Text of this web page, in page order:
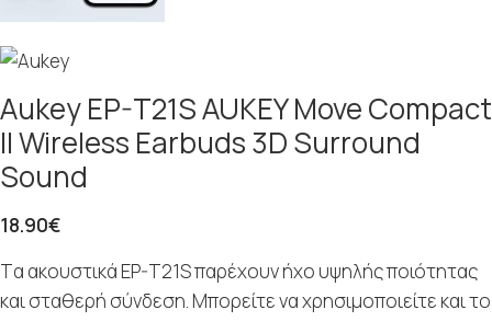
Aukey EP-T21S AUKEY Move Compact
II Wireless Earbuds 3D Surround
Sound
18.90€
Tα ακουστικά ΕP-T21S παρέχουν ήχο υψηλής ποιότητας
και σταθερή σύνδεση. Μπορείτε να χρησιμοποιείτε και το